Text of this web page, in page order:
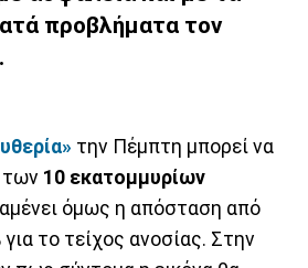
προβλήματα τον
την Πέμπτη μπορεί να
των 10 εκατομμυρίων
όμως η απόσταση από
το τείχος ανοσίας. Στην